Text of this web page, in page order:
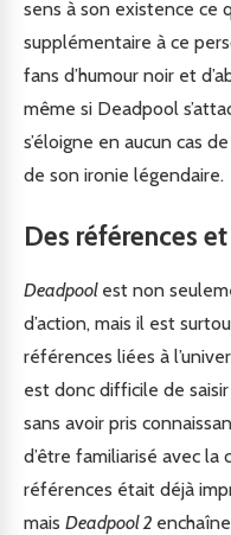
sens à son existence ce
supplémentaire à ce
fans d’humour noir et
même si Deadpool
s’éloigne en aucun cas
de son ironie légendaire.
Des références
Deadpool est non
d’action, mais il est
références liées à
est donc difficile de
sans avoir pris
d’être familiarisé avec la
références était déjà
mais Deadpool 2